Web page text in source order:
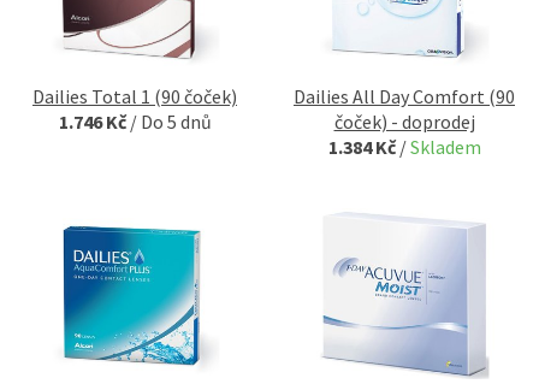
Dailies Total 1 (90 čoček)
1.746 Kč/ Do 5 dnů
Dailies All Day Comfort (90
čoček) - doprodej
1.384 Kč/Skladem